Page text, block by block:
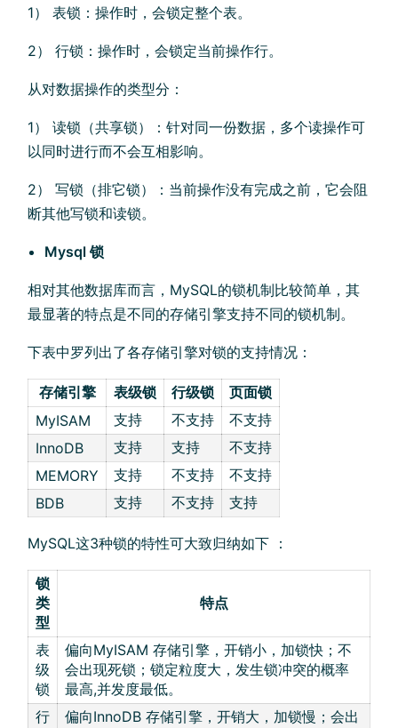
1） 表锁：操作时，会锁定整个表。
2） 行锁：操作时，会锁定当前操作行。
从对数据操作的类型分：
1） 读锁（共享锁）：针对同一份数据，多个读操作可
以同时进行而不会互相影响。
2） 写锁（排它锁）：当前操作没有完成之前，它会阻
断其他写锁和读锁。
Mysql 锁
相对其他数据库而言，MySQL的锁机制比较简单，其
最显著的特点是不同的存储引擎支持不同的锁机制。
下表中罗列出了各存储引擎对锁的支持情况：
存储引擎 表级锁 行级锁
页面锁
MyISAM
支持 不支持
不支持
InnoDB
支持 支持
不支持
MEMORY
支持 不支持
不支持
BDB
支持 不支持 支持
MySQL这3种锁的特性可大致归纳如下 ：
锁
类
型
特点
表
级
锁
偏向MyISAM 存储引擎，开销小，加锁快；不
会出现死锁；锁定粒度大，发生锁冲突的概率
最高,并发度最低。
行
偏向InnoDB 存储引擎，开销大，加锁慢；会出